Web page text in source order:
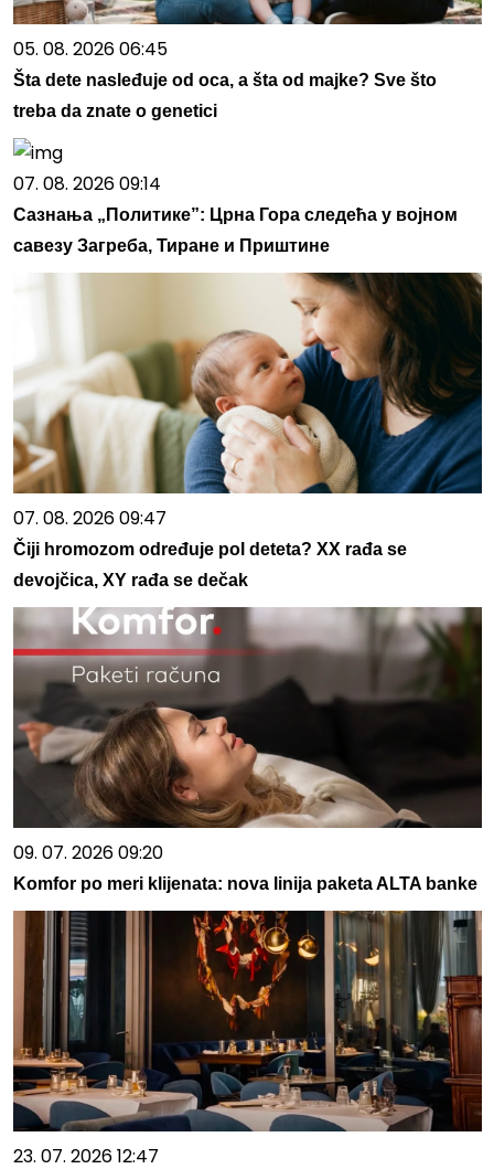
05. 08. 2026 06:45
Šta dete nasleđuje od oca, a šta od majke? Sve što
treba da znate o genetici
07. 08. 2026 09:14
Сазнања „Политике”: Црна Гора следећа у војном
савезу Загреба, Тиране и Приштине
07. 08. 2026 09:47
Čiji hromozom određuje pol deteta? XX rađa se
devojčica, XY rađa se dečak
09. 07. 2026 09:20
Komfor po meri klijenata: nova linija paketa ALTA banke
23. 07. 2026 12:47